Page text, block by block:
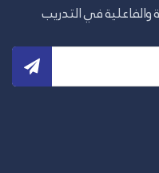
في التدريب